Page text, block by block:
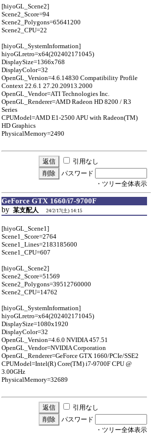
[hiyoGL_Scene2]
Scene2_Score=94
Scene2_Polygons=65641200
Scene2_CPU=22
[hiyoGL_SystemInformation]
hiyoGLretro=x64(202402171045)
DisplaySize=1366x768
DisplayColor=32
OpenGL_Version=4.6.14830 Compatibility Profile
Context 22.6.1 27.20.20913.2000
OpenGL_Vendor=ATI Technologies Inc.
OpenGL_Renderer=AMD Radeon HD 8200 / R3
Series
CPUModel=AMD E1-2500 APU with Radeon(TM)
HD Graphics
PhysicalMemory=2490
引用なし
パスワード
・ツリー全体表示
GeForce GTX 1660/i7-9700F
by 某支配人 24/2/17(土) 14:15
[hiyoGL_Scene1]
Scene1_Score=2764
Scene1_Lines=2183185600
Scene1_CPU=607
[hiyoGL_Scene2]
Scene2_Score=51569
Scene2_Polygons=39512760000
Scene2_CPU=14762
[hiyoGL_SystemInformation]
hiyoGLretro=x64(202402171045)
DisplaySize=1080x1920
DisplayColor=32
OpenGL_Version=4.6.0 NVIDIA 457.51
OpenGL_Vendor=NVIDIA Corporation
OpenGL_Renderer=GeForce GTX 1660/PCIe/SSE2
CPUModel=Intel(R) Core(TM) i7-9700F CPU @
3.00GHz
PhysicalMemory=32689
引用なし
パスワード
・ツリー全体表示